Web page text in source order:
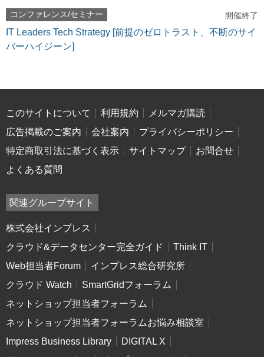
コンファレンス/セミナー 開催終了
IT Leaders Tech Strategy [前提のゼロトラスト、不断のサイ
バーハイジーン]
このサイトについて 利用規約
メルマガ購読
広告掲載のご案内
会社案内
プライバシーポリシー
特定商取引法に基づく表示
サイトマップ
お問合せ
よくある質問
関連グループサイト
株式会社インプレス
クラウド&データセンター完全ガイド
Think IT
Web担当者Forum
インプレス総合研究所
クラウド Watch
SmartGridフォーラム
ネットショップ担当者フォーラム
ネットショップ担当者フォーラムお悩み相談室
Impress Business Library
DIGITAL X